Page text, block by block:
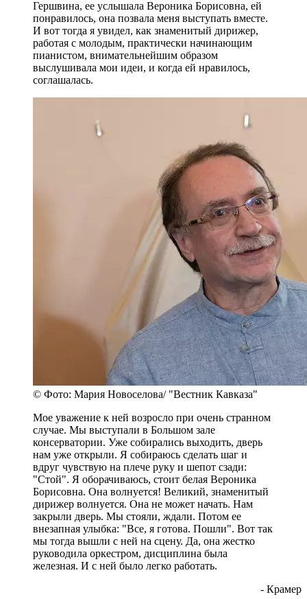
В память врезалось, как реактивно быстро
Вероника Борисовна реагировала на то, что
слышала в оркестре и моментально давала четкое,
почти жесткое указание, что не надо делать и что
надо делать вместо этого. Теперь я уже сам
опытный дирижер, не такой как Вероника
Борисовна, конечно, мне не удастся стать лучшим
дирижером мира среди мужчин, а ей удалось стать
иметь невероятный характер, невероятный талант,
силу воли, не говоря уже о том, что необходимо
любому музыканту, особенно руководителю
коллектива – ритм, энергию, мощь. Всё это было в
- Гергиев
Народный артист РФ Даниил Крамер:
Мое знакомство с Вероникой Борисовной началось
с записи концерта 1975 года. Для меня эта запись
была хрестоматийной. Когда я сыграл рапсодию
Гершвина, ее услышала Вероника Борисовна, ей
понравилось, она позвала меня выступать вместе.
И вот тогда я увидел, как знаменитый дирижер,
работая с молодым, практически начинающим
пианистом, внимательнейшим образом
выслушивала мои идеи, и когда ей нравилось,